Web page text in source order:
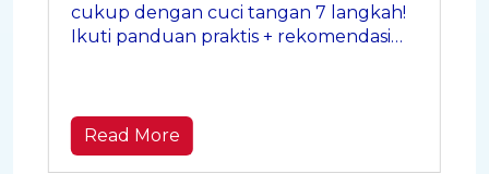
cukup dengan cuci tangan 7 langkah!
Ikuti panduan praktis + rekomendasi
Read More